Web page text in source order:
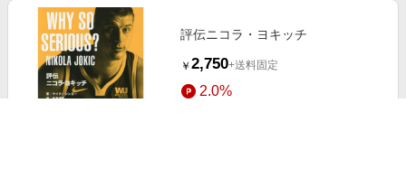
評伝ニコラ・ヨキッチ
￥ 2,750+送料固定
2.0%